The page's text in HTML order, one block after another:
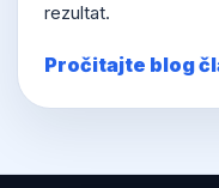
rezultat.
Pročitajte blog